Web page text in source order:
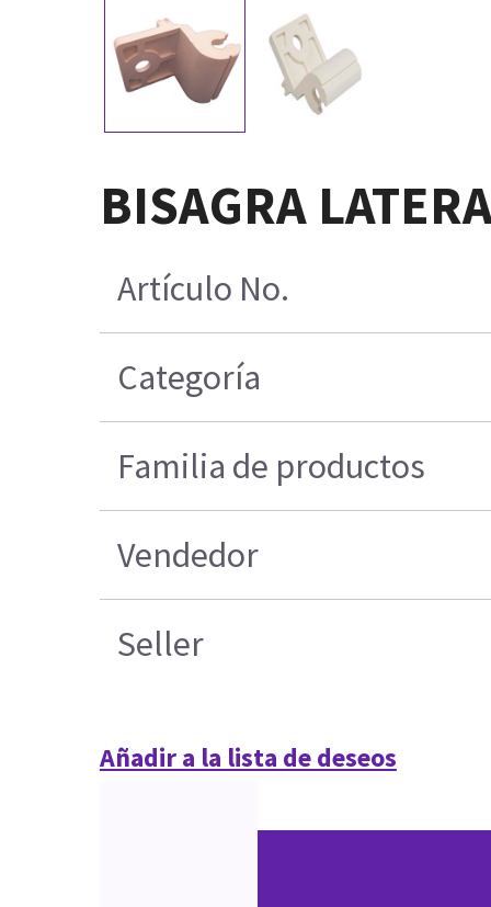
BISAGRA
Artículo No.
Categoría
Familia de productos
Vendedor
Seller
Añadir a la lista de deseos